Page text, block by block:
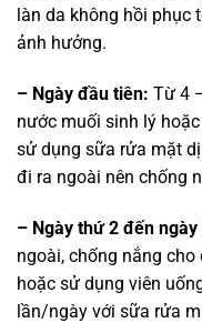
làn da không hồi phục
ảnh hưởng.
– Ngày đầu tiên: Từ 4
nước muối sinh lý
sử dụng sữa rửa mặt
đi ra ngoài nên chống
– Ngày thứ 2 đến
ngoài, chống nắng
hoặc sử dụng viên
lần/ngày với sữa rửa